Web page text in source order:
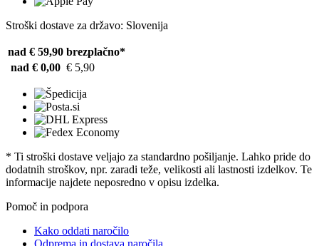
Stroški dostave za državo: Slovenija
nad € 59,90 brezplačno*
nad € 0,00 € 5,90
* Ti stroški dostave veljajo za standardno pošiljanje. Lahko pride do
dodatnih stroškov, npr. zaradi teže, velikosti ali lastnosti izdelkov. Te
informacije najdete neposredno v opisu izdelka.
Pomoč in podpora
Kako oddati naročilo